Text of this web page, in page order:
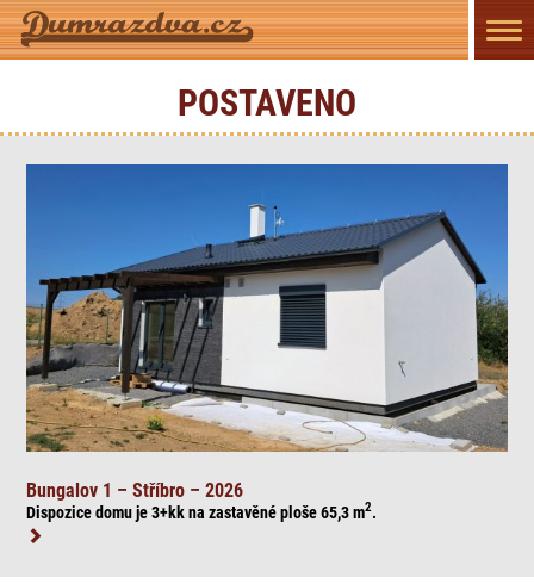
POSTAVENO
Bungalov 1 – Stříbro – 2026
Dispozice domu je 3+kk na zastavěné ploše 65,3m2.